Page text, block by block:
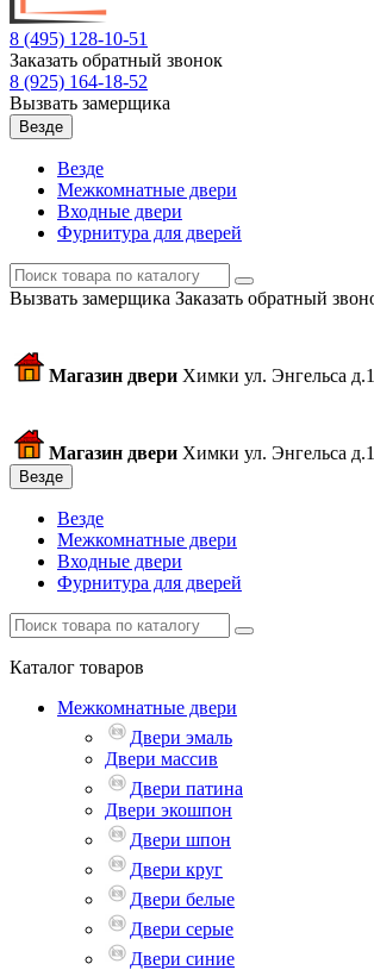
8 (495) 128-10-51
Заказать обратный звонок
8 (925) 164-18-52
Вызвать замерщика
Везде
Везде
Межкомнатные двери
Входные двери
Фурнитура для дверей
Вызвать замерщика Заказать обратный
Магазин двери Химки ул. Энгельса
Магазин двери Химки ул. Энгельса
Везде
Везде
Межкомнатные двери
Входные двери
Фурнитура для дверей
Каталог товаров
Межкомнатные двери
Двери эмаль
Двери массив
Двери патина
Двери экошпон
Двери шпон
Двери круг
Двери белые
Двери серые
Двери синие